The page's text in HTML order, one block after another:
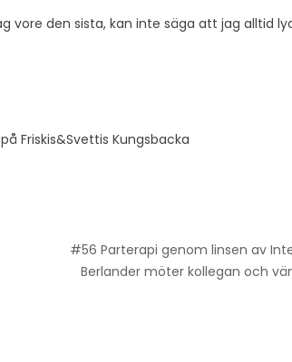
vore den sista, kan inte säga att jag alltid
Friskis&Svettis Kungsbacka
#56 Parterapi genom linsen av
Berlander möter kollegan och